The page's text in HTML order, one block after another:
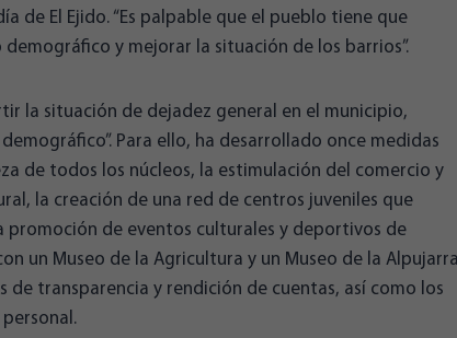
de El Ejido. “Es palpable que el pueblo tiene que
y mejorar la situación de los barrios”.
la situación de dejadez general en el municipio,
Para ello, ha desarrollado once medidas
de todos los núcleos, la estimulación del comercio y
la creación de una red de centros juveniles que
de eventos culturales y deportivos de
un Museo de la Agricultura y un Museo de la
de transparencia y rendición de cuentas, así como los